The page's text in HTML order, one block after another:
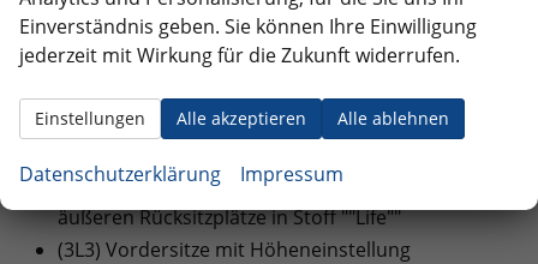
i-Size-kompatibel
(7P4) Lendenwirbelstützen vorn
(4I3) Schlüsselloses Schließ- und Startsystem
(N2H) Sitzmittelbahnen der Vordersitze und der
äußeren Rücksitzplätze in Stoff ""Life""
(3L3) Vordersitze mit Höheneinstellung
Einverständnis geben. Sie können Ihre Einwilligung
jederzeit mit Wirkung für die Zukunft widerrufen.
Alle akzeptieren Alle ablehnen
Einstellungen
Datenschutzerklärung Impressum